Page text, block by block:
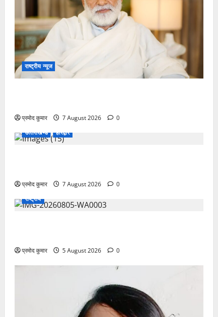
राष्ट्रीय न्यूज
प्रमोद कुमार 7 August 2026
0
उत्‍तराखण्‍ड
हरिद्वार
प्रमोद कुमार 7 August 2026
0
राष्ट्रीय
प्रमोद कुमार 5 August 2026 0